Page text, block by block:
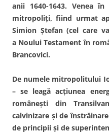
anii 1640-1643. Venea
mitropoliţi, fiind urmat
Simion Ştefan (cel care
a Noului Testament în
Brancovici.
De numele mitropolitului
– se leagă acţiunea
româneşti din
calvinizare şi de
de principii şi de